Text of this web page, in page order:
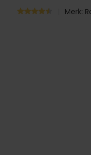
Merk: